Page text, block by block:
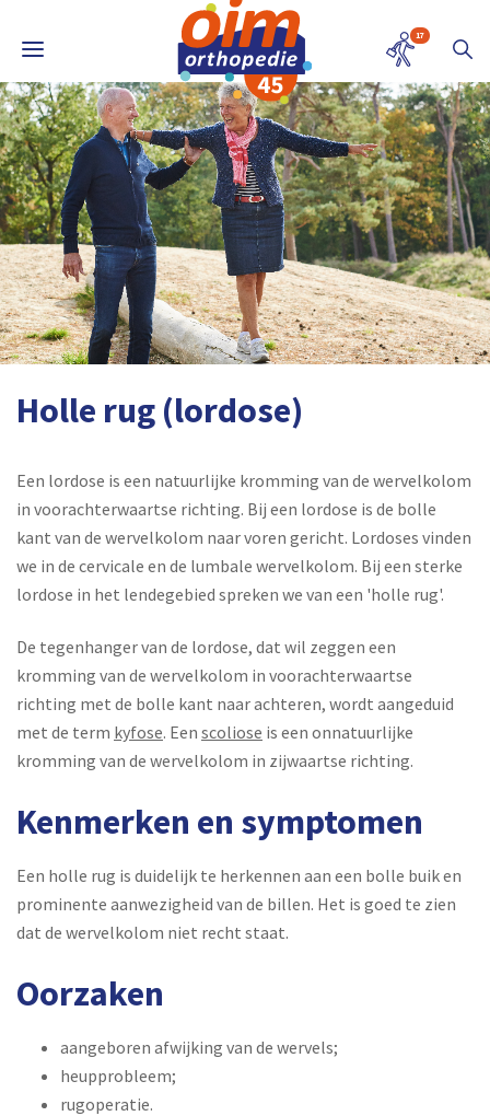
17
Holle rug (lordose)
Een lordose is een natuurlijke kromming van de wervelkolom
in voorachterwaartse richting. Bij een lordose is de bolle
kant van de wervelkolom naar voren gericht. Lordoses vinden
we in de cervicale en de lumbale wervelkolom. Bij een sterke
lordose in het lendegebied spreken we van een 'holle rug'.
De tegenhanger van de lordose, dat wil zeggen een
kromming van de wervelkolom in voorachterwaartse
richting met de bolle kant naar achteren, wordt aangeduid
met de term kyfose. Een scoliose is een onnatuurlijke
kromming van de wervelkolom in zijwaartse richting.
Kenmerken en symptomen
Een holle rug is duidelijk te herkennen aan een bolle buik en
prominente aanwezigheid van de billen. Het is goed te zien
dat de wervelkolom niet recht staat.
Oorzaken
aangeboren afwijking van de wervels;
heupprobleem;
rugoperatie.